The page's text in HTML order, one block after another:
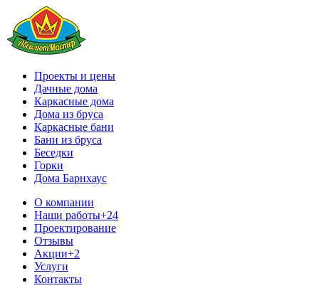
Проекты и цены
Дачные дома
Каркасные дома
Дома из бруса
Каркасные бани
Бани из бруса
Беседки
Горки
Дома Барнхаус
О компании
Наши работы+24
Проектирование
Отзывы
Акции+2
Услуги
Контакты